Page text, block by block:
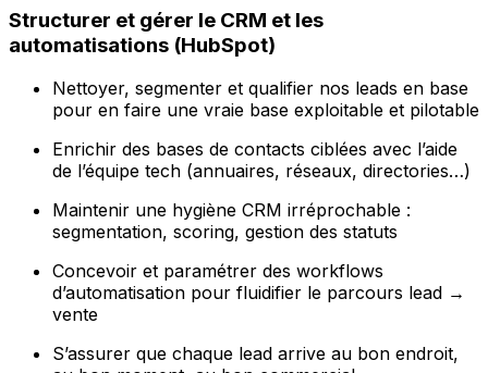
Structurer et gérer le CRM et les
automatisations (HubSpot)
Nettoyer, segmenter et qualifier nos leads en base
pour en faire une vraie base exploitable et pilotable
Enrichir des bases de contacts ciblées avec l’aide
de l’équipe tech (annuaires, réseaux, directories…)
Maintenir une hygiène CRM irréprochable :
segmentation, scoring, gestion des statuts
Concevoir et paramétrer des workflows
d’automatisation pour fluidifier le parcours lead →
vente
S’assurer que chaque lead arrive au bon endroit,